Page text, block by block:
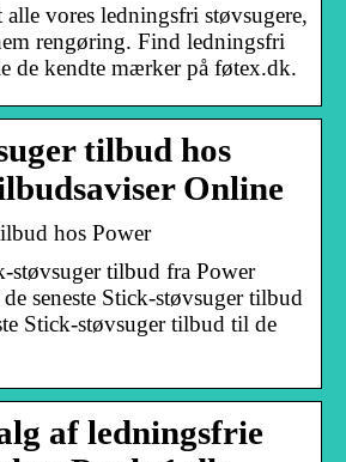
vores ledningsfri støvsugere,
rengøring. Find ledningsfri
de kendte mærker på føtex.dk.
tilbud hos
Online
hos Power
støvsuger tilbud fra Power
seneste Stick-støvsuger tilbud
Stick-støvsuger tilbud til de
af ledningsfrie